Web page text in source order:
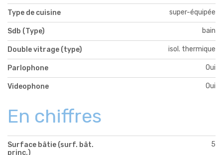
Type de cuisine super-équipée
Sdb (Type) bain
Double vitrage (type) isol. thermique
Parlophone Oui
Videophone Oui
En chiffres
Surface bâtie (surf. bât.
princ.)
5